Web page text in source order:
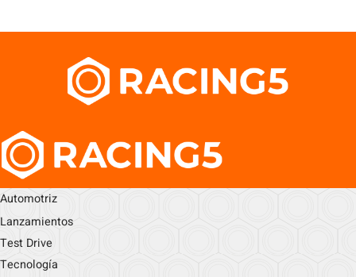
Automotriz
Lanzamientos
Test Drive
Tecnología